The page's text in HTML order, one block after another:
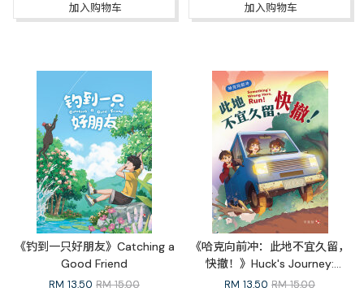
加入购物车
加入购物车
《钓到一只好朋友》Catching a
Good Friend
RM 13.50 RM 15.00
《哈克向前冲：此地不宜久留，
快撤！》Huck's Journey:
Something's Wrong Here, RUN!
RM 13.50 RM 15.00